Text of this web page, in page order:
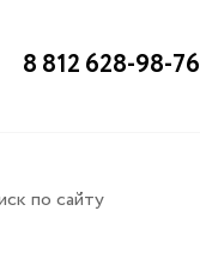
8 812 628-98-76
по сайту